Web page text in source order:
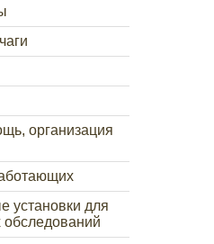
организация
установки для
обследований